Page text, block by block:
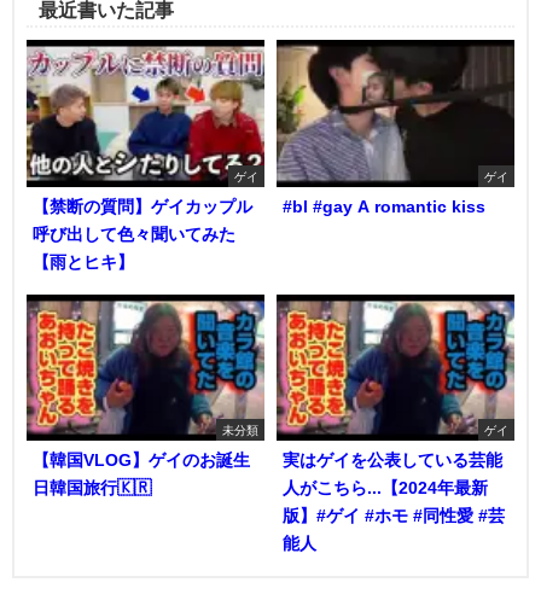
最近書いた記事
ゲイ
【禁断の質問】ゲイカップル
呼び出して色々聞いてみた
【雨とヒキ】
ゲイ
#bl #gay A romantic kiss
未分類
【韓国VLOG】ゲイのお誕生
日韓国旅行🇰🇷
ゲイ
実はゲイを公表している芸能
人がこちら...【2024年最新
版】#ゲイ #ホモ #同性愛 #芸
能人